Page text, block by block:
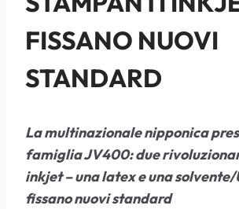
FISSANO NUOVI
STANDARD
La multinazionale nipponica
famiglia JV400: due
inkjet – una latex e una solvente/
fissano nuovi standard